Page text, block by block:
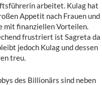
arbeitet. Kulag hat
Appetit nach Frauen und
mit finanziellen Vorteilen.
frustriert ist Sagreta da
jedoch Kulag und dessen
treu.
des Billionärs sind neben